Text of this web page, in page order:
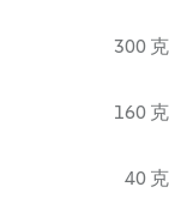
300 克
160 克
40 克